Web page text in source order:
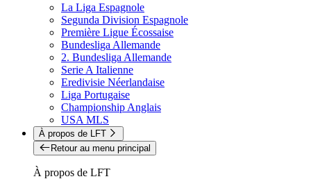
La Liga Espagnole
Segunda Division Espagnole
Première Ligue Écossaise
Bundesliga Allemande
2. Bundesliga Allemande
Serie A Italienne
Eredivisie Néerlandaise
Liga Portugaise
Championship Anglais
USA MLS
À propos de LFT
Retour au menu principal
À propos de LFT